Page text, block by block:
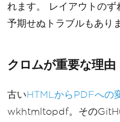
れます。 レイアウトの
予期せぬトラブルもあり
クロムが重要な理由
古いHTMLからPDFへの
wkhtmltopdf。その